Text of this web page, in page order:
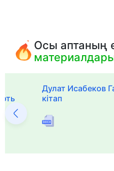
Осы аптаның
Дулат Исабеков
кітап